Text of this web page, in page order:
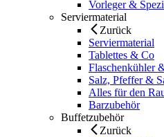
Vorleger &
Serviermaterial
Zurück
Serviermaterial
Tablettes & Co
Flaschenkühler
Salz, Pfeffer &
Alles für den
Barzubehör
Buffetzubehör
Zurück